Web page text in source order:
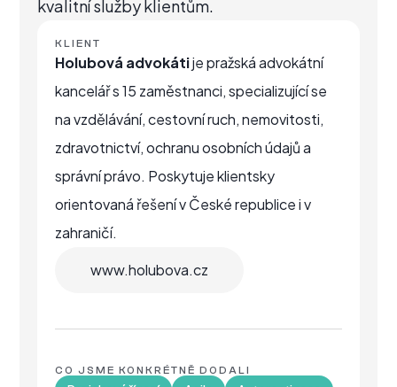
kvalitní služby klientům.
KLIENT
Holubová advokátije pražská advokátní
kancelář s 15 zaměstnanci, specializující se
na vzdělávání, cestovní ruch, nemovitosti,
zdravotnictví, ochranu osobních údajů a
správní právo. Poskytuje klientsky
orientovaná řešení v České republice i v
zahraničí.
www.holubova.cz
CO JSME KONKRÉTNĚ DODALI